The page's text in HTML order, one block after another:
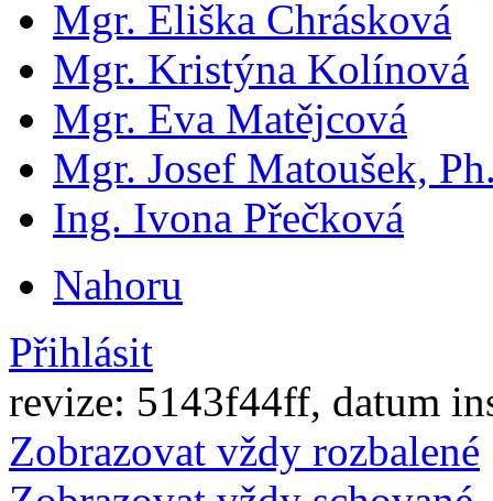
Mgr. Eliška Chrásková
Mgr. Kristýna Kolínová
Mgr. Eva Matějcová
Mgr. Josef Matoušek,
Ing. Ivona Přečková
Nahoru
Přihlásit
revize: 5143f44ff, datum
Zobrazovat vždy rozbalené